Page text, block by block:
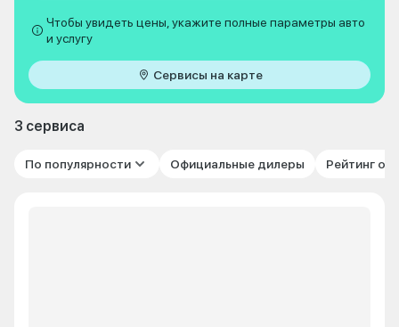
Чтобы увидеть цены, укажите полные параметры авто
и услугу
Сервисы на карте
3 сервиса
По популярности Официальные дилеры Рейтинг